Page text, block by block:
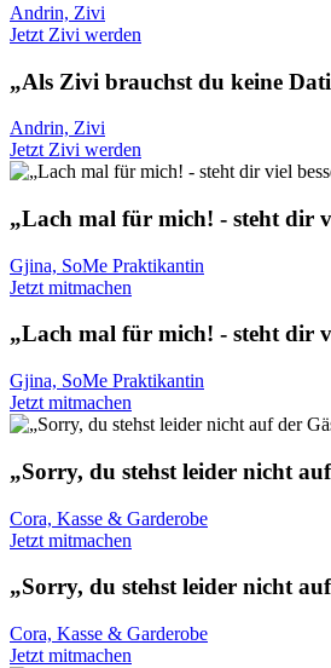
Andrin, Zivi
Jetzt Zivi werden
„Als Zivi brauchst du keine
Andrin, Zivi
Jetzt Zivi werden
„Lach mal für mich! - steht dir
Gjina, SoMe Praktikantin
Jetzt mitmachen
„Lach mal für mich! - steht dir
Gjina, SoMe Praktikantin
Jetzt mitmachen
„Sorry, du stehst leider nicht
Cora, Kasse & Garderobe
Jetzt mitmachen
„Sorry, du stehst leider nicht
Cora, Kasse & Garderobe
Jetzt mitmachen